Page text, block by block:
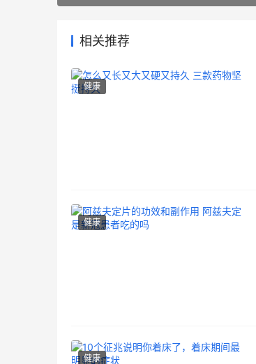
相关推荐
健康
健康
健康